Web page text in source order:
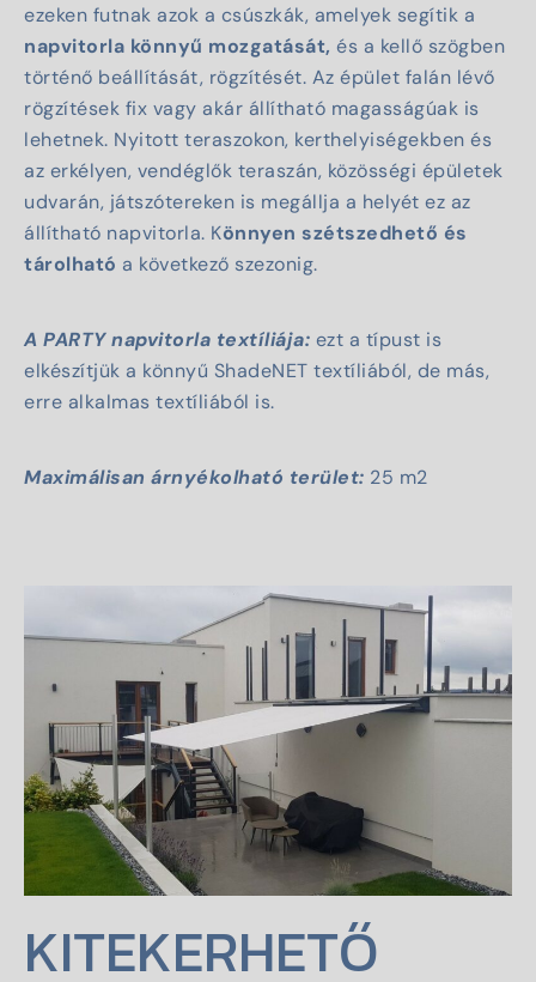
ezeken futnak azok a csúszkák, amelyek segítik a
napvitorla könnyű mozgatását, és a kellő szögben
történő beállítását, rögzítését. Az épület falán lévő
rögzítések fix vagy akár állítható magasságúak is
lehetnek. Nyitott teraszokon, kerthelyiségekben és
az erkélyen, vendéglők teraszán, közösségi épületek
udvarán, játszótereken is megállja a helyét ez az
állítható napvitorla. Könnyen szétszedhető és
tárolható a következő szezonig.
A PARTY napvitorla textíliája: ezt a típust is
elkészítjük a könnyű ShadeNET textíliából, de más,
erre alkalmas textíliából is.
Maximálisan árnyékolható terület: 25 m2
KITEKERHETŐ